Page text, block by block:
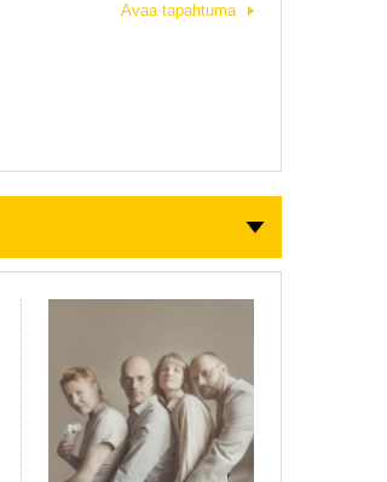
Avaa tapahtuma